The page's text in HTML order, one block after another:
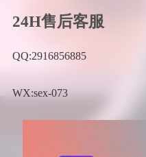
24H售后客服
QQ:2916856885
WX:sex-073